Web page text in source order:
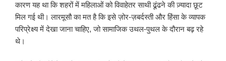
कारण यह था कि शहरों में महिलाओं को विवाहेतर साथी ढूंढने की ज़्यादा छूट
मिल गई थी। लारमूसौ का मत है कि इसे ज़ोर-ज़बर्दस्ती और हिंसा के व्यापक
परिप्रेक्ष्य में देखा जाना चाहिए, जो सामाजिक उथल-पुथल के दौरान बढ़ रहे
थे।